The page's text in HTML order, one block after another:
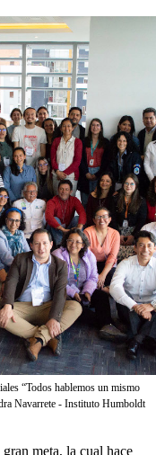
“Todos hablemos un mismo
Navarrete - Instituto Humboldt
meta, la cual hace